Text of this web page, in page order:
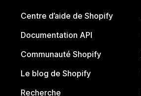
Centre d’aide de Shopify
Documentation API
Communauté Shopify
Le blog de Shopify
Recherche